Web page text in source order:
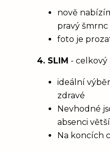
nově
pravý šmrnc
foto je
4. SLIM - celkový
ideální
zdravé
Nevhodné
absenci
Na koncích